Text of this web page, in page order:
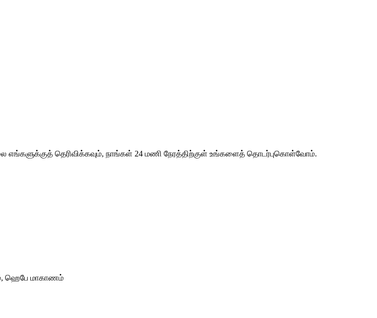
எங்களுக்குத் தெரிவிக்கவும், நாங்கள் 24 மணி நேரத்திற்குள் உங்களைத் தொடர்புகொள்வோம்.
ஹெபே மாகாணம்